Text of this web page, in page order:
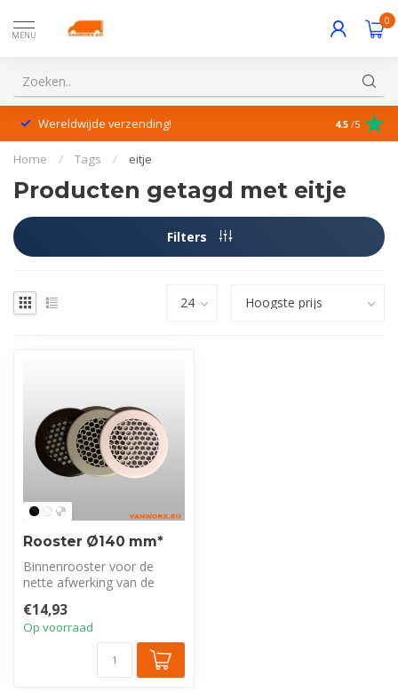
MENU
0
Wereldwijde verzending! 4.5 /5
Home / Tags / eitje
Producten getagd met eitje
Filters
Rooster Ø140 mm*
Binnenrooster voor de
nette afwerking van de
Ø140 mm,...
€14,93
Op voorraad